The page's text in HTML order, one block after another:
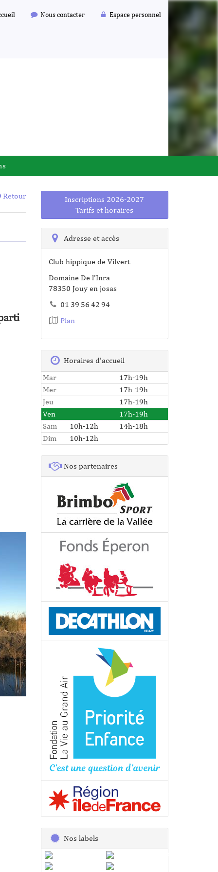
Nous contacter Espace personnel
Retour
Inscriptions 2026-2027
Tarifs et horaires
Adresse et accès
Club hippique de Vilvert
Domaine De l'Inra
78350 Jouy en josas
01 39 56 42 94
Plan
Horaires d'accueil
Mar
17h-19h
Mer
17h-19h
Jeu
17h-19h
Ven
17h-19h
Sam
10h-12h
14h-18h
Dim
10h-12h
Nos partenaires
Nos labels